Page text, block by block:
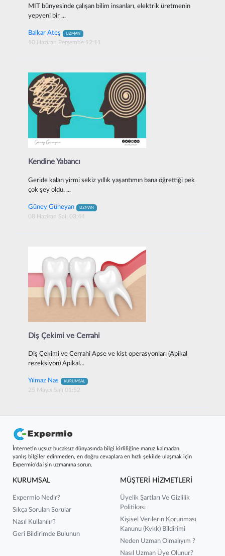
MIT bünyesinde çalışan bilim insanları, elektrik üretmenin
yepyeni bir ...
Balkar Ateş UZMAN
10 Haziran Perşembe 12:11
Kendine Yabancı
Geride kalan yirmi sekiz yıllık yaşantımın bana öğrettiği pek
çok şey oldu. ...
Güney Güneyan UZMAN
08 Haziran Salı 03:44
Diş Çekimi ve Cerrahi
Diş Çekimi ve Cerrahi Apse ve kist operasyonları (Apikal
rezeksiyon) Apikal...
Yılmaz Nas KURUMSAL
25 Mayıs Salı 01:52
İnternetin uçsuz bucaksız dünyasında bilgi kirliliğine maruz kalmadan,
yanlış bilgiler edinmeden, en doğru cevaplara en hızlı şekilde ulaşmak için
Expermio’da işin uzmanına sorun.
KURUMSAL
Expermio Nedir?
Sıkça Sorulan Sorular
Nasıl Kullanılır?
Geri Bildirimde Bulunun
MÜŞTERİ HİZMETLERİ
Üyelik Şartları Ve Gizlilik
Politikası
Kişisel Verilerin Korunması
Kanunu (kvkk) Bildirimi
Neden Uzman Olmalıyım ?
Nasıl Uzman Üye Olunur?